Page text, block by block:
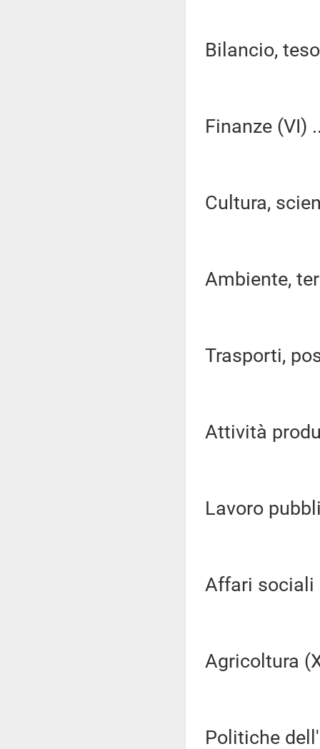
Bilancio,
Finanze (VI)
Cultura,
Ambiente,
Trasporti,
Attività
Lavoro
Affari sociali
Agricoltura
Politiche